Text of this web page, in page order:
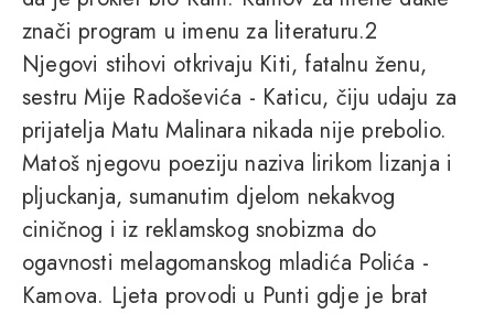
znači program u imenu za literaturu.2
Njegovi stihovi otkrivaju Kiti, fatalnu ženu,
sestru Mije Radoševića - Katicu, čiju udaju za
prijatelja Matu Malinara nikada nije prebolio.
Matoš njegovu poeziju naziva lirikom lizanja i
pljuckanja, sumanutim djelom nekakvog
ciničnog i iz reklamskog snobizma do
ogavnosti melagomanskog mladića Polića -
Kamova. Ljeta provodi u Punti gdje je brat